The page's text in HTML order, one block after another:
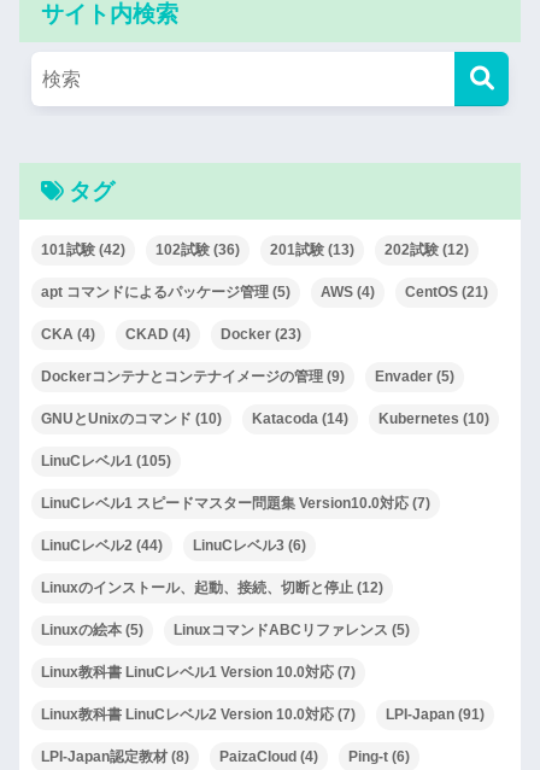
サイト内検索
タグ
101試験 (42) 102試験 (36) 201試験 (13) 202試験 (12)
apt コマンドによるパッケージ管理 (5) AWS (4) CentOS (21)
CKA (4) CKAD (4) Docker (23)
Dockerコンテナとコンテナイメージの管理 (9) Envader (5)
GNUとUnixのコマンド (10) Katacoda (14) Kubernetes (10)
LinuCレベル1 (105)
LinuCレベル1 スピードマスター問題集 Version10.0対応 (7)
LinuCレベル2 (44) LinuCレベル3 (6)
Linuxのインストール、起動、接続、切断と停止 (12)
Linuxの絵本 (5) LinuxコマンドABCリファレンス (5)
Linux教科書 LinuCレベル1 Version 10.0対応 (7)
Linux教科書 LinuCレベル2 Version 10.0対応 (7) LPI-Japan (91)
LPI-Japan認定教材 (8) PaizaCloud (4) Ping-t (6)